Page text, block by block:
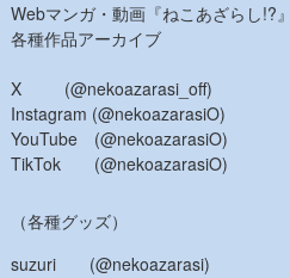
Webマンガ・動画『ねこあざらし!?』
各種作品アーカイブ
X (@nekoazarasi_off)
Instagram (@nekoazarasiO)
YouTube (@nekoazarasiO)
TikTok (@nekoazarasiO)
（各種グッズ）
suzuri (@nekoazarasi)